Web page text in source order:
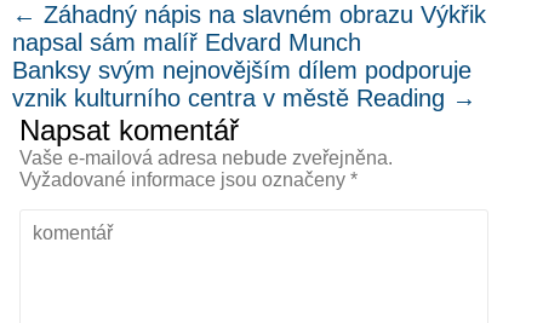
← Záhadný nápis na slavném obrazu Výkřik
napsal sám malíř Edvard Munch
Banksy svým nejnovějším dílem podporuje
vznik kulturního centra v městě Reading →
Napsat komentář
Vaše e-mailová adresa nebude zveřejněna.
Vyžadované informace jsou označeny *